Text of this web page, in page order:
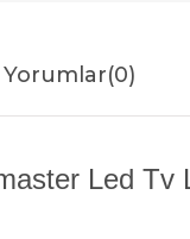
Yorumlar(0)
Led Tv